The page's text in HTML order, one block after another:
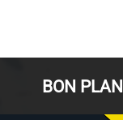
BON PLAN